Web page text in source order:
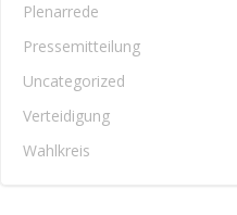
Plenarrede
Pressemitteilung
Uncategorized
Verteidigung
Wahlkreis